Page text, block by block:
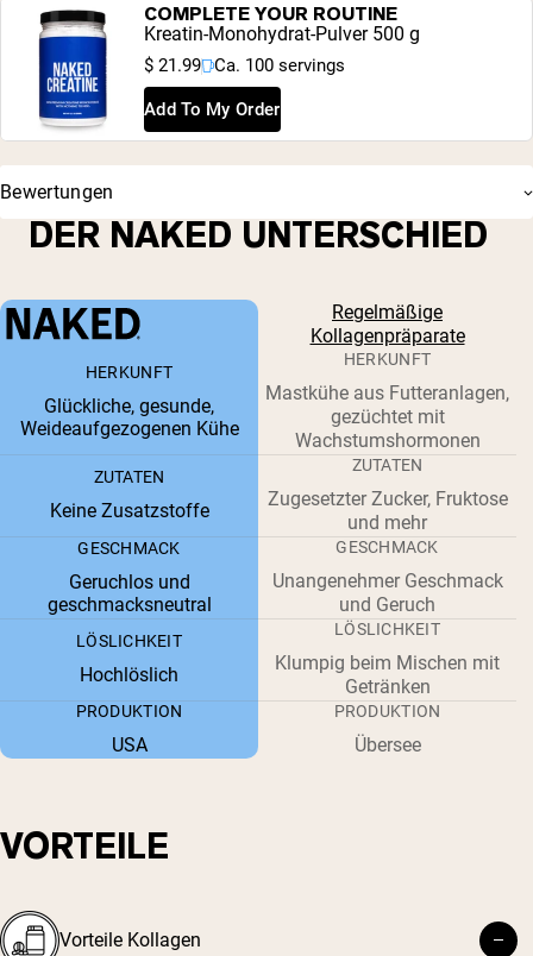
COMPLETE YOUR ROUTINE
Kreatin-Monohydrat-Pulver 500 g
$ 21.99 Ca. 100 servings
Add To My Order
Bewertungen
DER NAKED UNTERSCHIED
Regelmäßige
Kollagenpräparate
HERKUNFT
Glückliche, gesunde,
Weideaufgezogenen Kühe
HERKUNFT
Mastkühe aus Futteranlagen,
gezüchtet mit
Wachstumshormonen
ZUTATEN
Keine Zusatzstoffe
ZUTATEN
Zugesetzter Zucker, Fruktose
und mehr
GESCHMACK
Geruchlos und
geschmacksneutral
GESCHMACK
Unangenehmer Geschmack
und Geruch
LÖSLICHKEIT
Hochlöslich
LÖSLICHKEIT
Klumpig beim Mischen mit
Getränken
PRODUKTION
USA
PRODUKTION
Übersee
VORTEILE
Vorteile Kollagen